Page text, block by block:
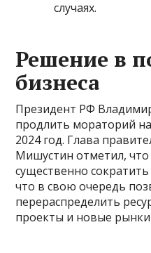
случаях.
Решение в
бизнеса
Президент РФ
продлить мораторий
2024 год. Глава
Мишустин отметил,
существенно
что в свою очередь
перераспределить
проекты и новые рынки